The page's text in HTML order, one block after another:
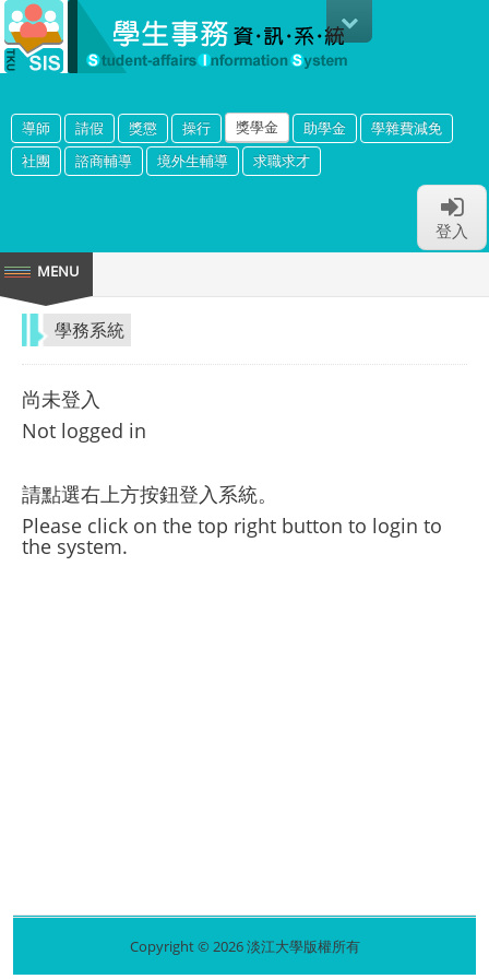
導師 請假 獎懲 操行 獎學金 助學金
學雜費減免
社團
諮商輔導 境外生輔導 求職求才
登入
學務系統
尚未登入
Not logged in
請點選右上方按鈕登入系統。
Please click on the top right button to login to
the system.
Copyright © 2026 淡江大學版權所有